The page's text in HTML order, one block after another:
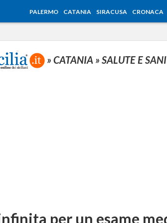
PALERMO CATANIA SIRACUSA CRONACA
» CATANIA » SALUTE E
per un esame